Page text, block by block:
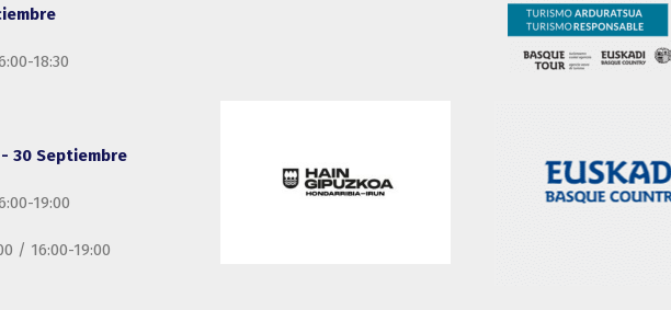
18:30
30 Septiembre
19:00
/ 16:00-19:00